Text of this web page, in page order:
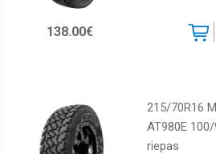
138.00€
215/70R16
AT980E
riepas